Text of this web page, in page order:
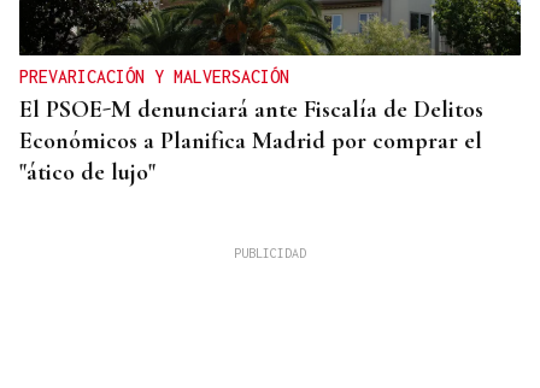
PREVARICACIÓN Y MALVERSACIÓN
El PSOE-M denunciará ante Fiscalía de Delitos
Económicos a Planifica Madrid por comprar el
"ático de lujo"